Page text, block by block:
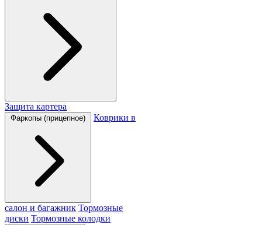
Защита картера
Фаркопы (прицепное) Коврики в
салон и багажник Тормозные
диски Тормозные колодки